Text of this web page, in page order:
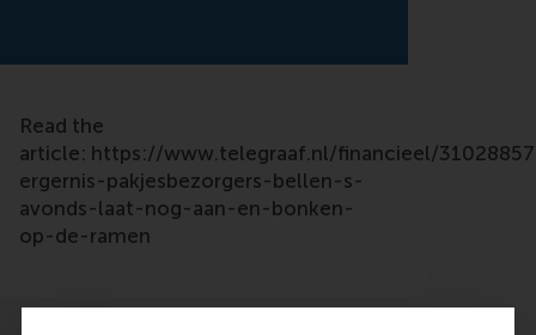
Read the
article: https://www.telegraaf.nl/financieel/
ergernis-pakjesbezorgers-bellen-s-
avonds-laat-nog-aan-en-bonken-
op-de-ramen